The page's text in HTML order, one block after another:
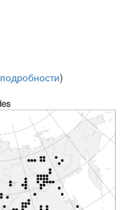
подробности)